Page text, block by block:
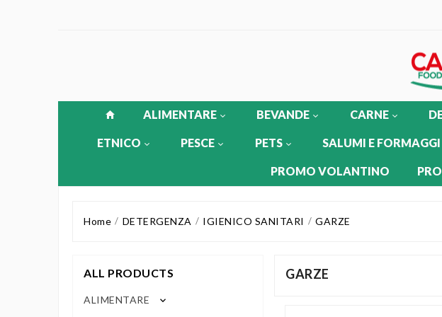
ALIMENTARE BEVANDE CARNE
ETNICO PESCE PETS SALUMI E FORMAGGI
PROMO VOLANTINO
Home DETERGENZA IGIENICO SANITARI GARZE
ALL PRODUCTS
ALIMENTARE keyboard_arrow_down
GARZE